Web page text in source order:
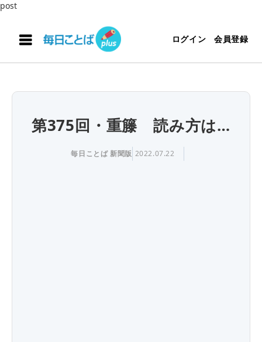
post
ログイン 会員登録
第375回・重籐 読み方は…
毎日ことば 新聞版 2022.07.22